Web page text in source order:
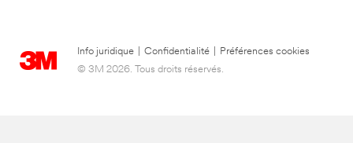
Info juridique Confidentialité
Préférences cookies
© 3M 2026. Tous droits réservés.